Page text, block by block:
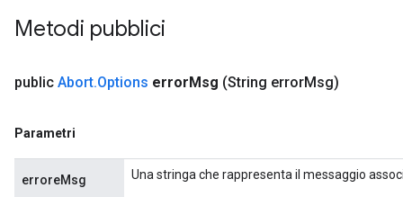
Metodi pubblici
public Abort.Options errorMsg (String errorMsg)
Parametri
erroreMsg Una stringa che rappresenta il messaggio